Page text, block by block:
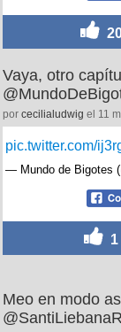
Vaya, otro
por cecilialudwig el 11
pic.twitter.com/
— Mundo de Bigotes
1
Meo en modo
@SantiLiebanaR